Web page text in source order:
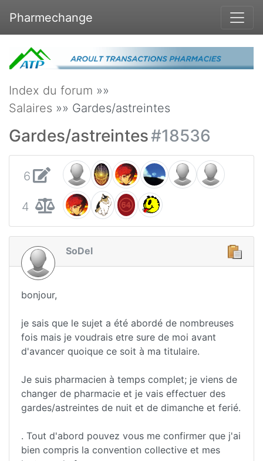
Pharmechange
Index du forum »»
Salaires »» Gardes/astreintes
Gardes/astreintes#18536
6
4
SoDel
bonjour,
je sais que le sujet a été abordé de nombreuses
fois mais je voudrais etre sure de moi avant
d'avancer quoique ce soit à ma titulaire.
Je suis pharmacien à temps complet; je viens de
changer de pharmacie et je vais effectuer des
gardes/astreintes de nuit et de dimanche et ferié.
. Tout d'abord pouvez vous me confirmer que j'ai
bien compris la convention collective et mes